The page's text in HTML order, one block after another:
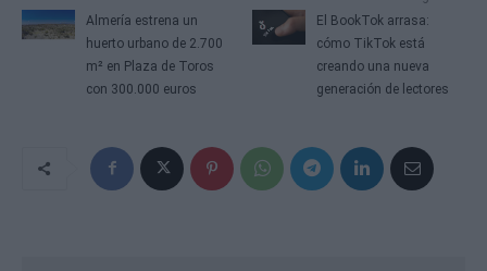
Almería estrena un
huerto urbano de 2.700
m² en Plaza de Toros
con 300.000 euros
El BookTok arrasa:
cómo TikTok está
creando una nueva
generación de lectores